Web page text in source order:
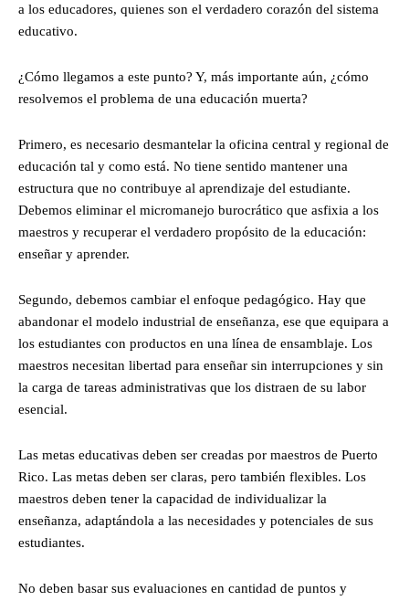
a los educadores, quienes son el verdadero corazón del sistema
educativo.
¿Cómo llegamos a este punto? Y, más importante aún, ¿cómo
resolvemos el problema de una educación muerta?
Primero, es necesario desmantelar la oficina central y regional de
educación tal y como está. No tiene sentido mantener una
estructura que no contribuye al aprendizaje del estudiante.
Debemos eliminar el micromanejo burocrático que asfixia a los
maestros y recuperar el verdadero propósito de la educación:
enseñar y aprender.
Segundo, debemos cambiar el enfoque pedagógico. Hay que
abandonar el modelo industrial de enseñanza, ese que equipara a
los estudiantes con productos en una línea de ensamblaje. Los
maestros necesitan libertad para enseñar sin interrupciones y sin
la carga de tareas administrativas que los distraen de su labor
esencial.
Las metas educativas deben ser creadas por maestros de Puerto
Rico. Las metas deben ser claras, pero también flexibles. Los
maestros deben tener la capacidad de individualizar la
enseñanza, adaptándola a las necesidades y potenciales de sus
estudiantes.
No deben basar sus evaluaciones en cantidad de puntos y